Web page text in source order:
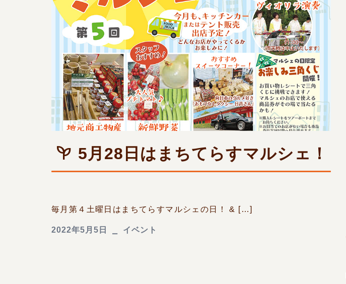
5月28日はまちてらすマルシェ！
毎月第４土曜日はまちてらすマルシェの日！ & […]
2022年5月5日 イベント